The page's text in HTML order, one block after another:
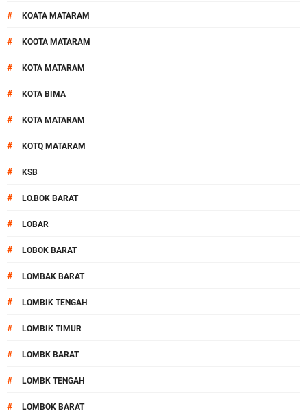
# KOATA MATARAM
# KOOTA MATARAM
# KOTA MATARAM
# KOTA BIMA
# KOTA MATARAM
# KOTQ MATARAM
# KSB
# LO.BOK BARAT
# LOBAR
# LOBOK BARAT
# LOMBAK BARAT
# LOMBIK TENGAH
# LOMBIK TIMUR
# LOMBK BARAT
# LOMBK TENGAH
# LOMBOK BARAT